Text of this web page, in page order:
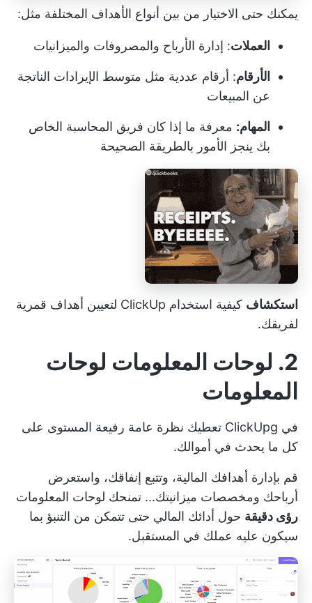
يمكنك حتى الاختيار من بين أنواع الأهداف المختلفة مثل:
العملات: إدارة الأرباح والمصروفات والميزانيات
الأرقام: أرقام عددية مثل متوسط الإيرادات الناتجة
عن المبيعات
المهام: معرفة ما إذا كان فريق المحاسبة الخاص
بك ينجز الأمور بالطريقة الصحيحة
استكشاف
كيفية استخدام ClickUp لتعيين أهداف قمرية
لفريقك.
2. لوحات المعلومات لوحات
المعلومات
في ClickUpg تعطيك نظرة عامة رفيعة المستوى على
كل ما يحدث في أموالك.
قم بإدارة أهدافك المالية، وتتبع إنفاقك، واستعرض
أرباحك ومخصصات ميزانيتك... تمنحك لوحات المعلومات
رؤى دقيقة حول أدائك المالي حتى تتمكن من التنبؤ بما
سيكون عليه عملك في المستقبل.